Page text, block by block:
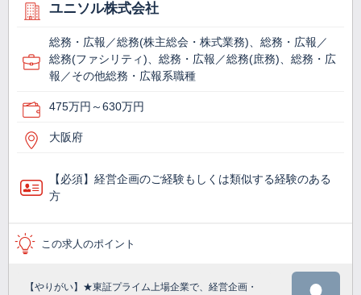
ユニソル株式会社
総務・広報／総務(株主総会・株式業務)、総務・広報／
総務(ファシリティ)、総務・広報／総務(庶務)、総務・広
報／その他総務・広報系職種
475万円～630万円
大阪府
【必須】経営企画のご経験もしくは類似する経験のある
方
この求人のポイント
【やりがい】★東証プライム上場企業で、経営企画・